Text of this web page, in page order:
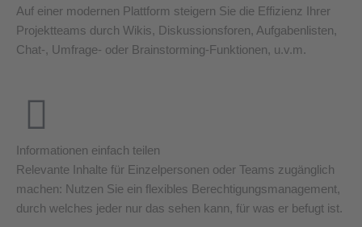
Auf einer modernen Plattform steigern Sie die Effizienz Ihrer
Projektteams durch Wikis, Diskussionsforen, Aufgabenlisten,
Chat-, Umfrage- oder Brainstorming-Funktionen, u.v.m.
Informationen einfach teilen
Relevante Inhalte für Einzelpersonen oder Teams zugänglich
machen: Nutzen Sie ein flexibles Berechtigungsmanagement,
durch welches jeder nur das sehen kann, für was er befugt ist.